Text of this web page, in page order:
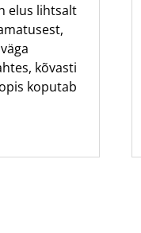
elus lihtsalt
kõvasti
koputab